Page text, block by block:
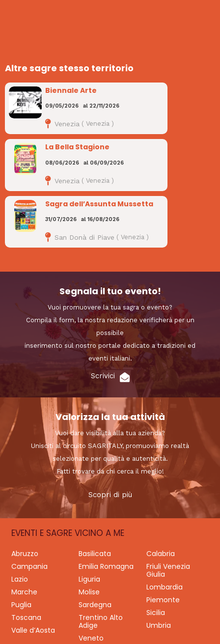
Altre sagre stesso territorio
Biennale Arte
09/05/2026 al 22/11/2026
Venezia ( Venezia)
La Bella Stagione
08/06/2026 al 06/09/2026
Venezia ( Venezia )
Sagra dell’Assunta Mussetta
31/07/2026 al 16/08/2026
San Donà di Piave ( Venezia)
Segnala il tuo evento!
Vuoi promuovere la tua sagra o evento?
Compila il form, la nostra redazione verificherà per un
possibile
inserimento sul nostro portale dedicato a tradizioni ed
eventi italiani.
Scrivici
Valorizza la tua attività
Vuoi dare visibilità alla tua azienda?
Unisciti al circuito SAGRITALY, promuoviamo realtà
selezionate per qualità e autenticità.
Fatti trovare da chi cerca il meglio!
Scopri di più
EVENTI E SAGRE VICINO A ME
Abruzzo Basilicata
Calabria
Campania
Emilia Romagna
Friuli Venezia
Giulia
Lazio
Liguria
Lombardia
Marche
Molise
Piemonte
Puglia
Sardegna
Sicilia
Toscana
Trentino Alto
Adige
Umbria
Valle d’Aosta
Veneto